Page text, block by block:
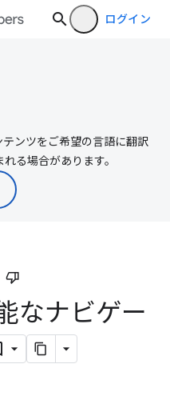
ログイン
ンツをご希望の言語に翻訳
る場合があります。
なナビゲー